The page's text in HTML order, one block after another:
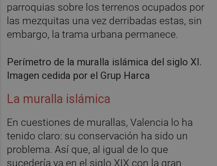
parroquias sobre los terrenos ocupados por
las mezquitas una vez derribadas estas, sin
embargo, la trama urbana permanece.
Perímetro de la muralla islámica del siglo XI.
Imagen cedida por el Grup Harca
La muralla islámica
En cuestiones de murallas, Valencia lo ha
tenido claro: su conservación ha sido un
problema. Así que, al igual de lo que
sucedería ya en el siglo XIX con la gran